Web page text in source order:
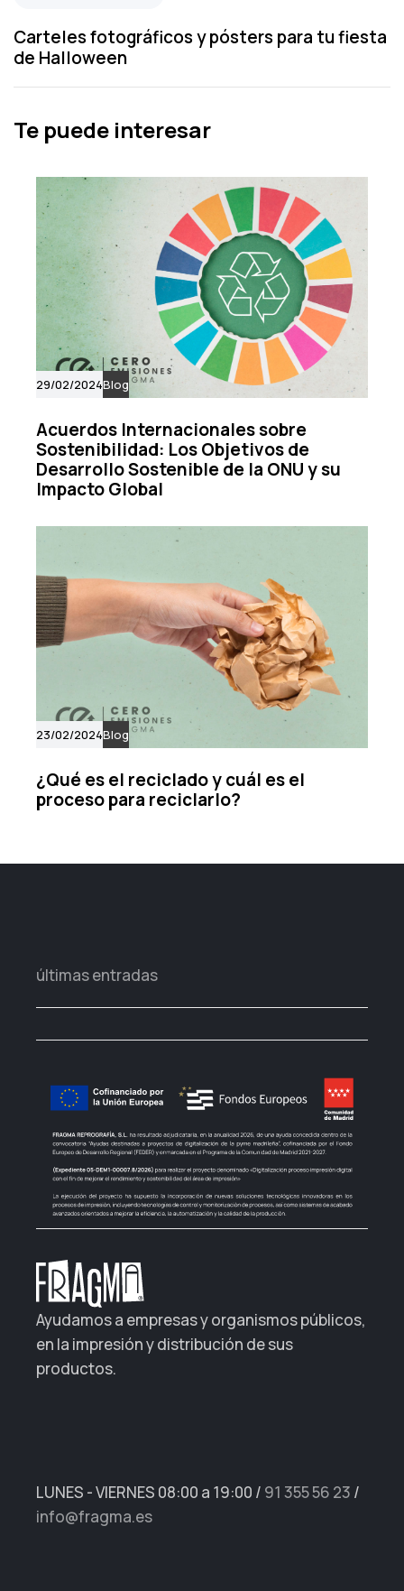
A
r
t
c
x
t
A
r
i
Carteles fotográficos y pósters para tu fiesta
de Halloween
Te puede interesar
29/02/2024Blog
Acuerdos Internacionales sobre
Sostenibilidad: Los Objetivos de
Desarrollo Sostenible de la ONU y su
Impacto Global
23/02/2024Blog
¿Qué es el reciclado y cuál es el
proceso para reciclarlo?
últimas entradas
Ayudamos a empresas y organismos públicos,
en la impresión y distribución de sus
productos.
LUNES - VIERNES 08:00 a 19:00 / 91 355 56 23 /
info@fragma.es